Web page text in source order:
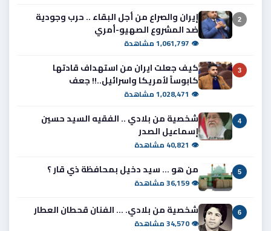
2
إيران والصراع من أجل البقاء .. حرب وجودية
ضد المشروع الصهيو-أمري
👁 1,061,797 مشاهدة
3
كيف جعلت ايران من استهداف قادتها
كابوساً لأمريكا واسرائيل..!! جعف
👁 1,028,471 مشاهدة
4
شخصية من بلادي .. الفقيه السيد حسين
إسماعيل الصدر
👁 40,821 مشاهدة
5 من هو ... سيد دخيل بمحافظة ذي قار ؟
👁 36,159 مشاهدة
6 شخصية من بلادي. ... الفنان قحطان العطار
👁 34,570 مشاهدة